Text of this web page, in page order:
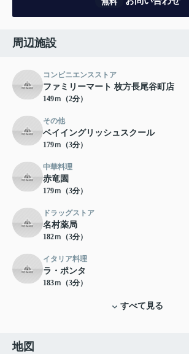
周辺施設
コンビニエンスストア
ファミリーマート 枚方長尾谷町店
149ｍ（2分）
その他
ベイイングリッシュスクール
179ｍ（3分）
中華料理
赤竜園
179ｍ（3分）
ドラッグストア
名村薬局
182ｍ（3分）
イタリア料理
ラ・ポンタ
183ｍ（3分）
すべて見る
地図